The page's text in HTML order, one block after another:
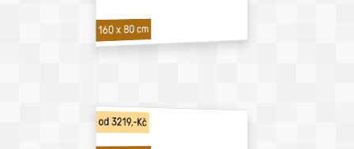
160 x 80 cm
od 3219,-Kč